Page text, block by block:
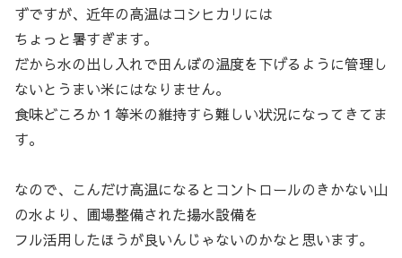
ずですが、近年の高温はコシヒカリには
ちょっと暑すぎます。
だから水の出し入れで田んぼの温度を下げるように管理し
ないとうまい米にはなりません。
食味どころか１等米の維持すら難しい状況になってきてま
す。
なので、こんだけ高温になるとコントロールのきかない山
の水より、圃場整備された揚水設備を
フル活用したほうが良いんじゃないのかなと思います。